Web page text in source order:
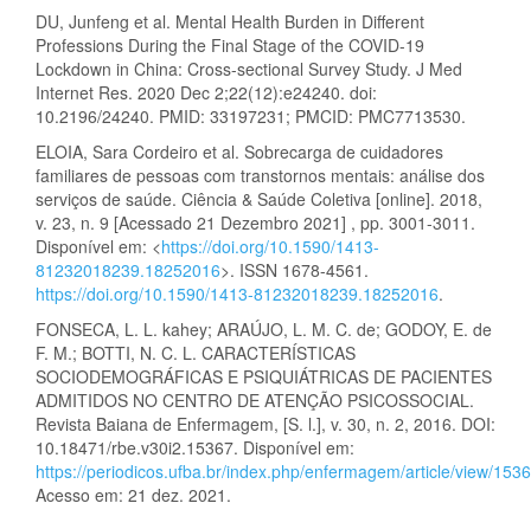
DU, Junfeng et al. Mental Health Burden in Different
Professions During the Final Stage of the COVID-19
Lockdown in China: Cross-sectional Survey Study. J Med
Internet Res. 2020 Dec 2;22(12):e24240. doi:
10.2196/24240. PMID: 33197231; PMCID: PMC7713530.
ELOIA, Sara Cordeiro et al. Sobrecarga de cuidadores
familiares de pessoas com transtornos mentais: análise dos
serviços de saúde. Ciência & Saúde Coletiva [online]. 2018,
v. 23, n. 9 [Acessado 21 Dezembro 2021] , pp. 3001-3011.
Disponível em: <https://doi.org/10.1590/1413-
81232018239.18252016>. ISSN 1678-4561.
https://doi.org/10.1590/1413-81232018239.18252016.
FONSECA, L. L. kahey; ARAÚJO, L. M. C. de; GODOY, E. de
F. M.; BOTTI, N. C. L. CARACTERÍSTICAS
SOCIODEMOGRÁFICAS E PSIQUIÁTRICAS DE PACIENTES
ADMITIDOS NO CENTRO DE ATENÇÃO PSICOSSOCIAL.
Revista Baiana de Enfermagem‏, [S. l.], v. 30, n. 2, 2016. DOI:
10.18471/rbe.v30i2.15367. Disponível em:
https://periodicos.ufba.br/index.php/enfermagem/article/view/
Acesso em: 21 dez. 2021.